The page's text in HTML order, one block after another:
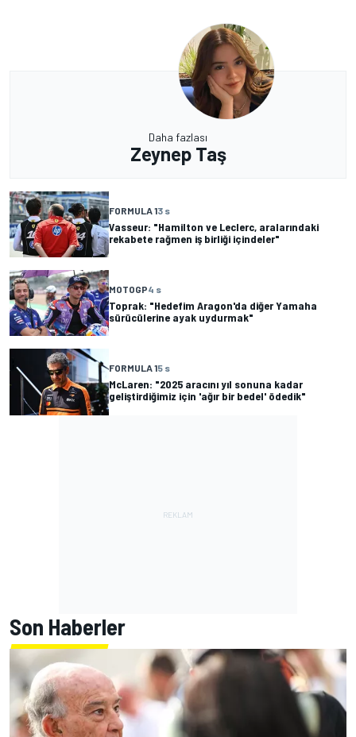
Daha fazlası
Zeynep Taş
FORMULA 13 s
Vasseur: "Hamilton ve Leclerc, aralarındaki
rekabete rağmen iş birliği içindeler"
MOTOGP4 s
Toprak: "Hedefim Aragon'da diğer Yamaha
sürücülerine ayak uydurmak"
FORMULA 15 s
McLaren: "2025 aracını yıl sonuna kadar
geliştirdiğimiz için 'ağır bir bedel' ödedik"
Son Haberler